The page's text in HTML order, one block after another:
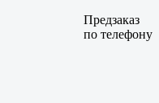
Предзаказ
по телефону